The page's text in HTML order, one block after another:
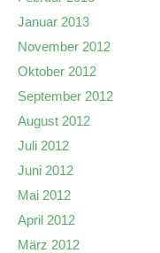
Januar 2013
November 2012
Oktober 2012
September 2012
August 2012
Juli 2012
Juni 2012
Mai 2012
April 2012
März 2012